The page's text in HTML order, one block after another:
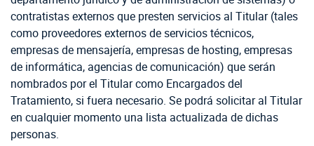
contratistas externos que presten servicios al Titular (tales
como proveedores externos de servicios técnicos,
empresas de mensajería, empresas de hosting, empresas
de informática, agencias de comunicación) que serán
nombrados por el Titular como Encargados del
Tratamiento, si fuera necesario. Se podrá solicitar al Titular
en cualquier momento una lista actualizada de dichas
personas.